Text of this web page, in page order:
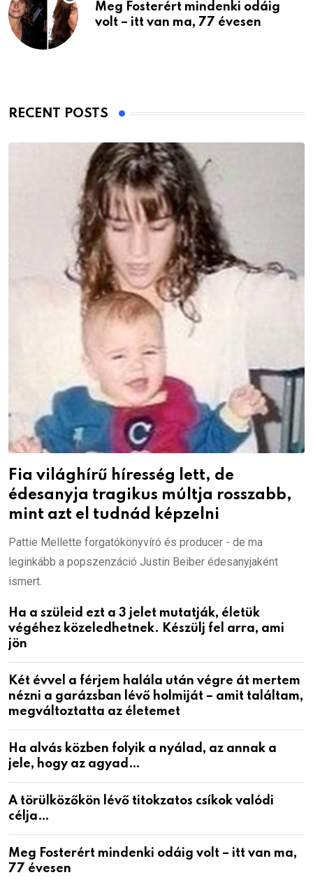
Meg Fosterért mindenki odáig
volt – itt van ma, 77 évesen
RECENT POSTS
Fia világhírű híresség lett, de
édesanyja tragikus múltja rosszabb,
mint azt el tudnád képzelni
Pattie Mellette forgatókönyvíró és producer - de ma
leginkább a popszenzáció Justin Beiber édesanyjaként
ismert.
Ha a szüleid ezt a 3 jelet mutatják, életük
végéhez közeledhetnek. Készülj fel arra, ami
jön
Két évvel a férjem halála után végre át mertem
nézni a garázsban lévő holmiját – amit találtam,
megváltoztatta az életemet
Ha alvás közben folyik a nyálad, az annak a
jele, hogy az agyad…
A törülközőkön lévő titokzatos csíkok valódi
célja…
Meg Fosterért mindenki odáig volt – itt van ma,
77 évesen